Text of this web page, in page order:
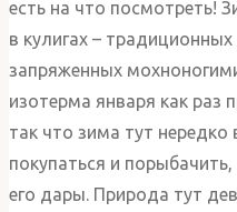
есть на что посмотреть!
в кулигах – традиционных
запряженных
изотерма января как раз
так что зима тут
покупаться и
его дары. Природа тут